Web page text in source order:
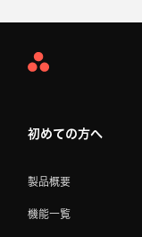
Asana
初めての方へ
製品概要
機能一覧